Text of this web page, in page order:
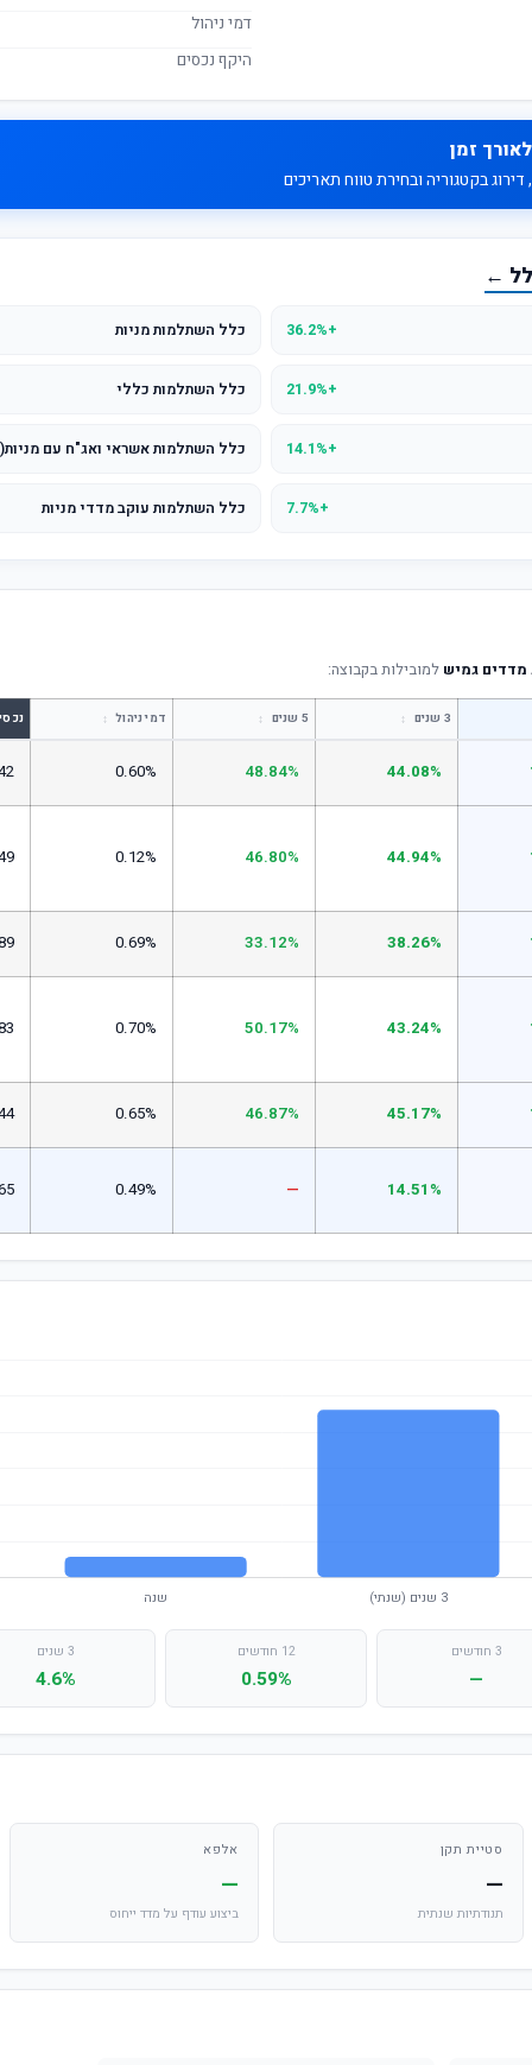
דמי ניהול
היקף נכסים
זמן
בקטגוריה ובחירת טווח תאריכים
←
+36.2% כלל השתלמות מניות
+21.9% כלל השתלמות כללי
+14.1% כלל השתלמות אשראי ואג"ח עם מניות(עד 25%
+7.7% כלל השתלמות עוקב מדדי מניות
גמיש למובילות בקבוצה:
3 שנים ↕ 5 שנים ↕ דמי ניהול ↕
44.08%
48.84%
0.60%
44.94%
46.80%
0.12%
38.26%
33.12%
0.69%
43.24%
50.17%
0.70%
45.17%
46.87%
0.65%
14.51%
—
0.49%
3 חודשים
—
12 חודשים
0.59%
3 שנים
4.6%
סטיית תקן
—
תנודתיות שנתית
אלפא
—
ביצוע עודף על מדד ייחוס